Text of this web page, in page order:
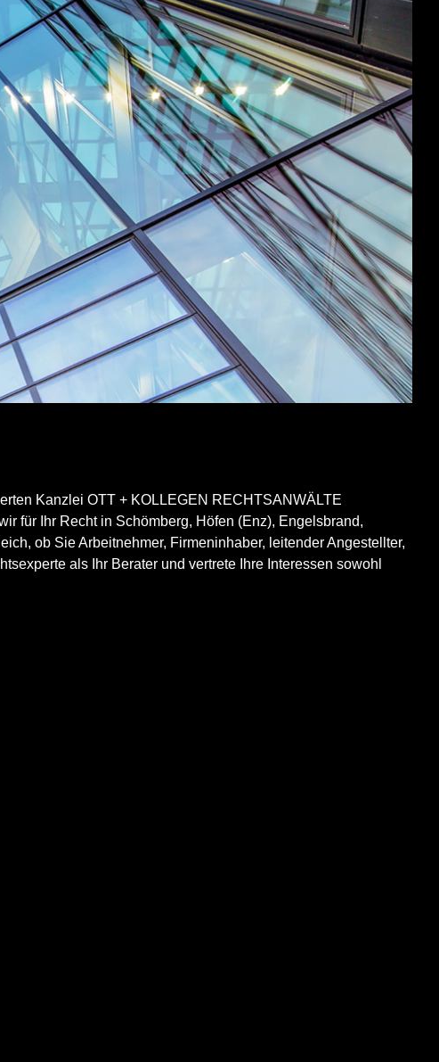
Kanzlei OTT + KOLLEGEN RECHTSANWÄLTE
für Ihr Recht in Schömberg, Höfen (Enz), Engelsbrand,
ob Sie Arbeitnehmer, Firmeninhaber, leitender Angestellter,
als Ihr Berater und vertrete Ihre Interessen sowohl